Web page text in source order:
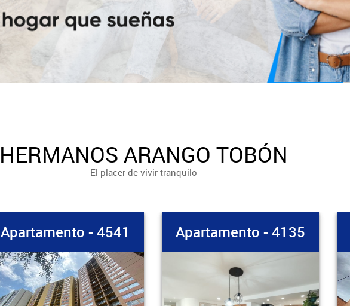
HERMANOS ARANGO TOBÓN
El placer de vivir tranquilo
Apartamento - 4135 Apartamento - 4522